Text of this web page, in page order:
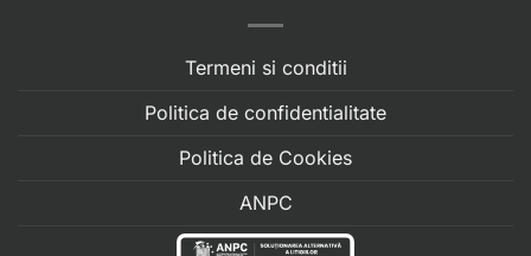
Termeni si conditii
Politica de confidentialitate
Politica de Cookies
ANPC